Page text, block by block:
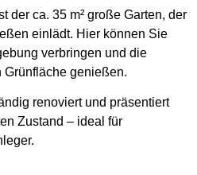
der ca. 35 m² große Garten, der
einlädt. Hier können Sie
verbringen und die
Grünfläche genießen.
renoviert und präsentiert
Zustand – ideal für